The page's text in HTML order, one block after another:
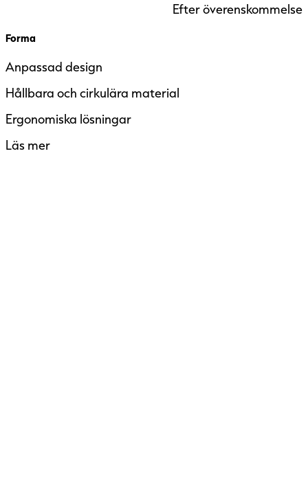
Efter överenskommelse
Forma
Anpassad design
Hållbara och cirkulära material
Ergonomiska lösningar
Läs mer